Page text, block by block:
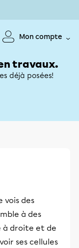
Mon compte
travaux.
déjà posées!
vois des
à des
à droite et de
ses cellules